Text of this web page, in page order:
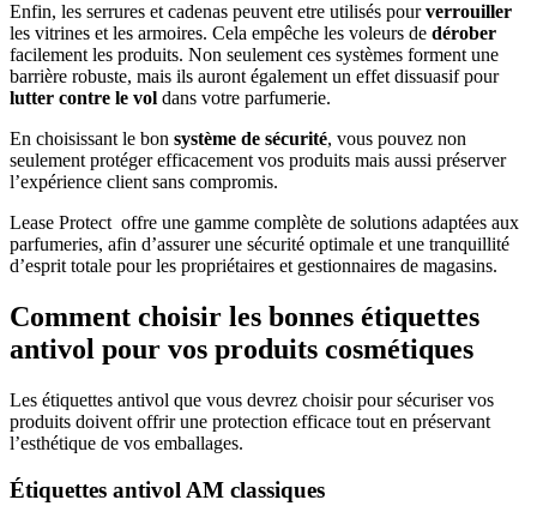
Enfin, les serrures et cadenas peuvent etre utilisés pourverrouiller
les vitrines et les armoires. Cela empêche les voleurs de dérober
facilement les produits. Non seulement ces systèmes forment une
barrière robuste, mais ils auront également un effet dissuasif pour
lutter contre le vol dans votre parfumerie.
En choisissant le bon système de sécurité, vous pouvez non
seulement protéger efficacement vos produits mais aussi préserver
l’expérience client sans compromis.
Lease Protect offre une gamme complète de solutions adaptées aux
parfumeries, afin d’assurer une sécurité optimale et une tranquillité
d’esprit totale pour les propriétaires et gestionnaires de magasins.
Comment choisir les bonnes étiquettes
antivol pour vos produits cosmétiques
Les étiquettes antivol que vous devrez choisir pour sécuriser vos
produits doivent offrir une protection efficace tout en préservant
l’esthétique de vos emballages.
Étiquettes antivol AM classiques